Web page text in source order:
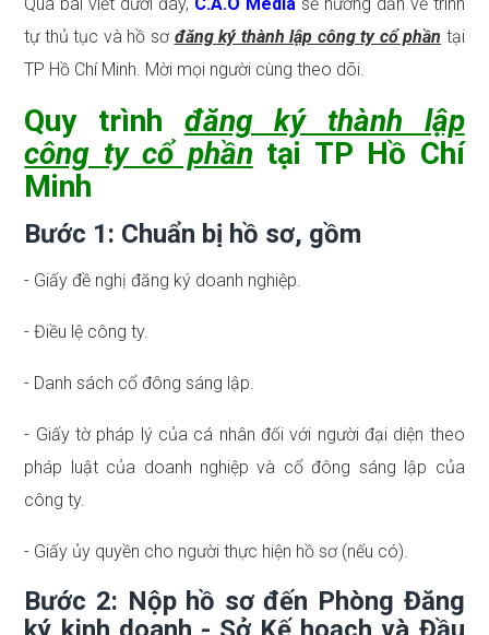
Qua bài viết dưới đây, C.A.O Media sẽ hướng dẫn về trình
tự thủ tục và hồ sơ đăng ký thành lập công ty cổ phần tại
TP Hồ Chí Minh. Mời mọi người cùng theo dõi.
Quy trình đăng ký thành lập
công ty cổ phần tại TP Hồ Chí
Minh
Bước 1: Chuẩn bị hồ sơ, gồm
- Giấy đề nghị đăng ký doanh nghiệp.
- Điều lệ công ty.
- Danh sách cổ đông sáng lập.
- Giấy tờ pháp lý của cá nhân đối với người đại diện theo
pháp luật của doanh nghiệp và cổ đông sáng lập của
công ty.
- Giấy ủy quyền cho người thực hiện hồ sơ (nếu có).
Bước 2: Nộp hồ sơ đến Phòng Đăng